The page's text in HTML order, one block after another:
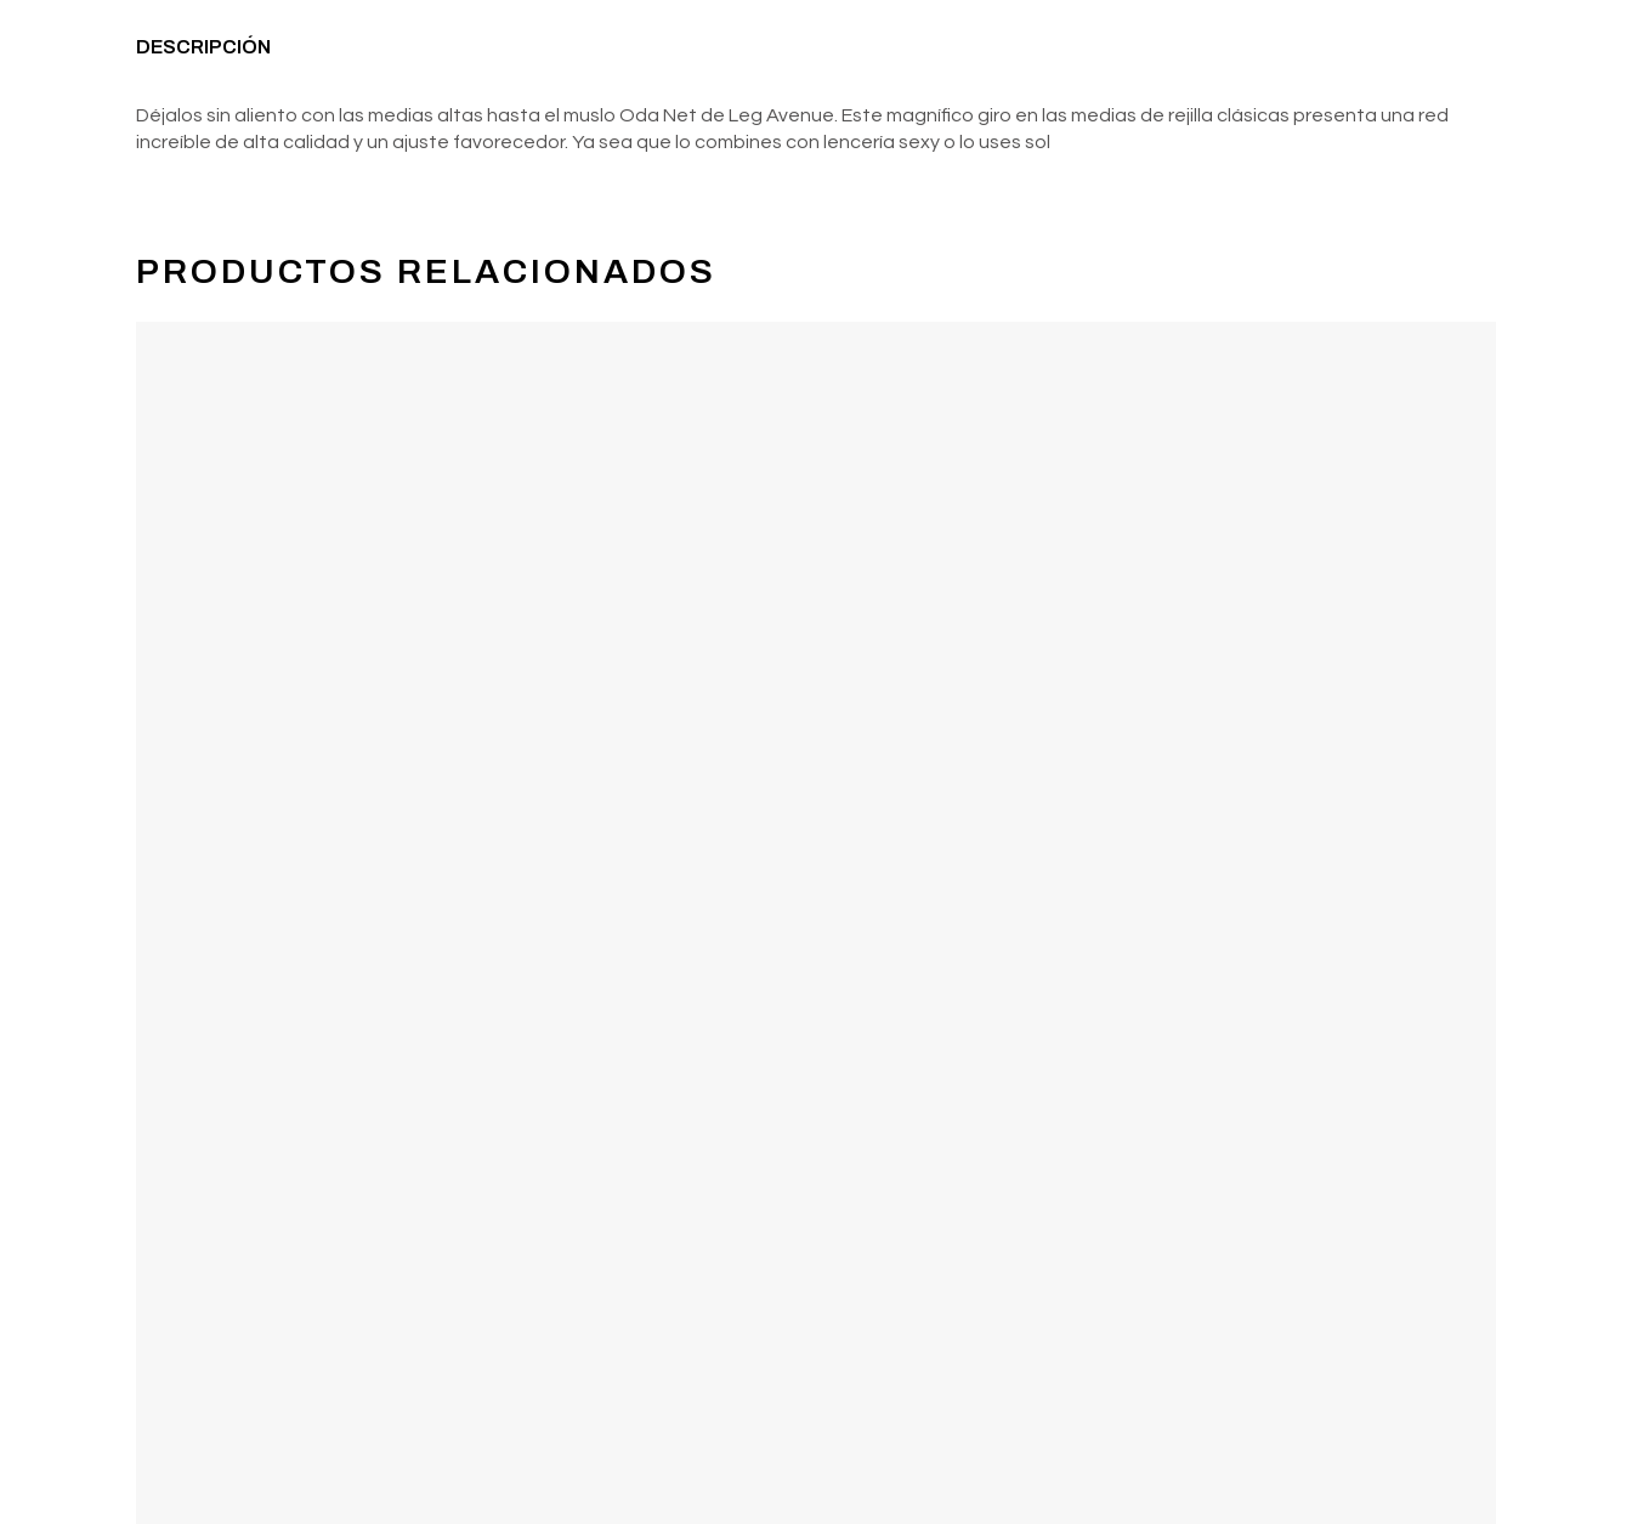
DESCRIPCIÓN
Déjalos sin aliento con las medias altas hasta el muslo Oda Net de Leg Avenue. Este magnífico giro en las medias de rejilla clásicas presenta una red
increíble de alta calidad y un ajuste favorecedor. Ya sea que lo combines con lencería sexy o lo uses sol
PRODUCTOS RELACIONADOS